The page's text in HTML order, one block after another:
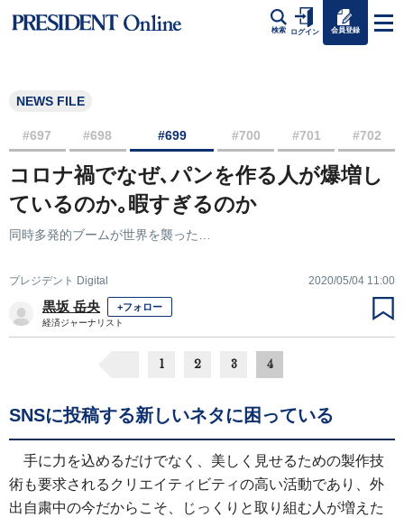
検索 ログイン 会員登録
NEWS FILE
#697 #698 #699 #700 #701 #702
コロナ禍でなぜ､パンを作る人が爆増し
ているのか｡暇すぎるのか
同時多発的ブームが世界を襲った…
プレジデント Digital 2020/05/04 11:00
黒坂 岳央 +フォロー
経済ジャーナリスト
1 2 3 4
SNSに投稿する新しいネタに困っている
手に力を込めるだけでなく、美しく見せるための製作技
術も要求されるクリエイティビティの高い活動であり、外
出自粛中の今だからこそ、じっくりと取り組む人が増えた